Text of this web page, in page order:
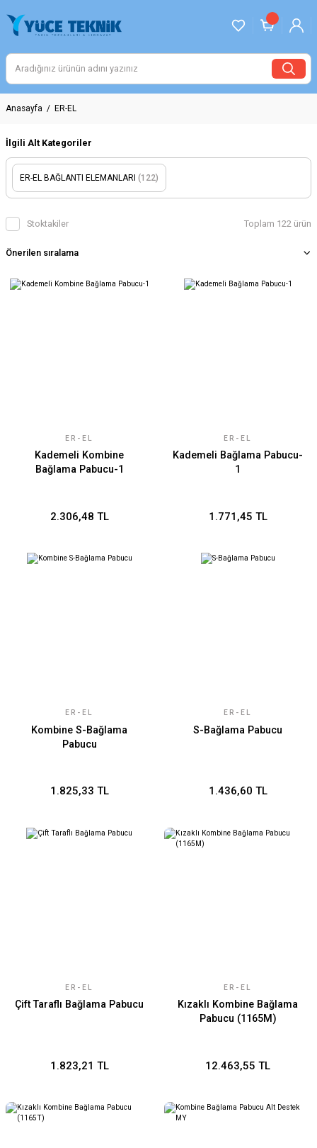
Anasayfa ER-EL
İlgili Alt Kategoriler
ER-EL BAĞLANTI ELEMANLARI (122)
Stoktakiler Toplam 122 ürün
ER-EL
Kademeli Kombine
Bağlama Pabucu-1
2.306,48 TL
ER-EL
Kademeli Bağlama Pabucu-
1
1.771,45 TL
ER-EL
Kombine S-Bağlama
Pabucu
1.825,33 TL
ER-EL
S-Bağlama Pabucu
1.436,60 TL
ER-EL
Çift Taraflı Bağlama Pabucu
1.823,21 TL
ER-EL
Kızaklı Kombine Bağlama
Pabucu (1165M)
12.463,55 TL